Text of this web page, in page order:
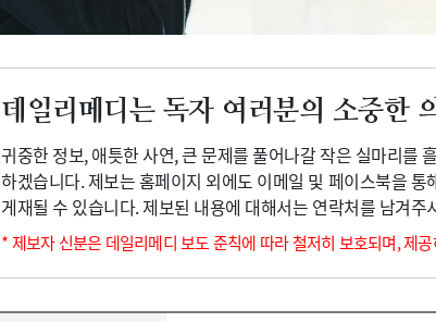
데일리메디는 독자 여러분의 소중한
귀중한 정보, 애틋한 사연, 큰 문제를 풀어나갈 작은 실마리를
하겠습니다. 제보는 홈페이지 외에도 이메일 및 페이스북을
게재될 수 있습니다. 제보된 내용에 대해서는 연락처를 남겨주
* 제보자 신분은 데일리메디 보도 준칙에 따라 철저히 보호되며, 제